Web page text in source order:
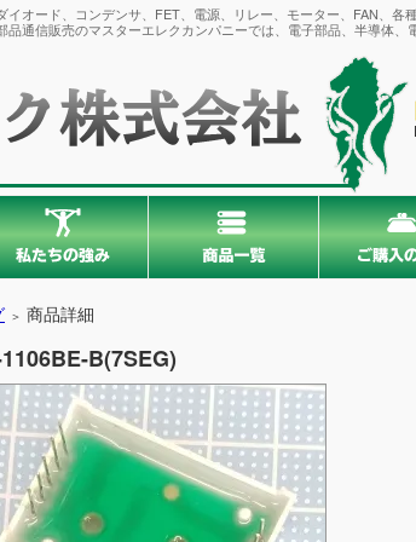
オード、コンデンサ、FET、電源、リレー、モーター、FAN、
通信販売のマスターエレクカンパニーでは、電子部品、半導体、
＞ 商品詳細
B(7SEG)